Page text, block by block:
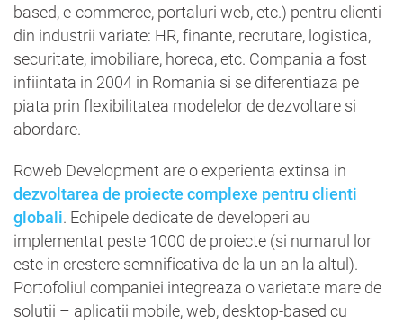
based, e-commerce, portaluri web, etc.) pentru clienti
din industrii variate: HR, finante, recrutare, logistica,
securitate, imobiliare, horeca, etc. Compania a fost
infiintata in 2004 in Romania si se diferentiaza pe
piata prin flexibilitatea modelelor de dezvoltare si
abordare.
Roweb Development are o experienta extinsa in
dezvoltarea de proiecte complexe pentru clienti
globali. Echipele dedicate de developeri au
implementat peste 1000 de proiecte (si numarul lor
este in crestere semnificativa de la un an la altul).
Portofoliul companiei integreaza o varietate mare de
solutii – aplicatii mobile, web, desktop-based cu